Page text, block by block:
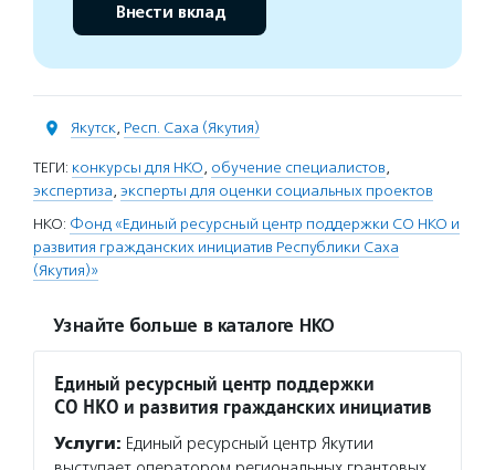
Внести вклад
Якутск, Респ. Саха (Якутия)
ТЕГИ: конкурсы для НКО, обучение специалистов,
экспертиза, эксперты для оценки социальных проектов
НКО: Фонд «Единый ресурсный центр поддержки СО НКО и
развития гражданских инициатив Республики Саха
(Якутия)»
Узнайте больше в каталоге НКО
Единый ресурсный центр поддержки
СО НКО и развития гражданских инициатив
Услуги: Единый ресурсный центр Якутии